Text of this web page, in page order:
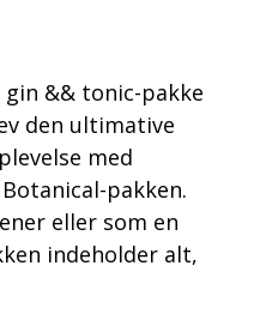
&& tonic-pakke
den ultimative
med
pakken.
eller som en
indeholder alt,